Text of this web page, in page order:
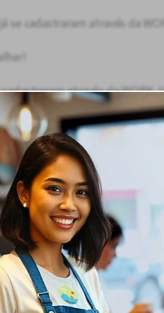
se cadastraram através da
através da WORK
entrevistas são:
ou Visto de Residência
é:
Japonês
Permanente